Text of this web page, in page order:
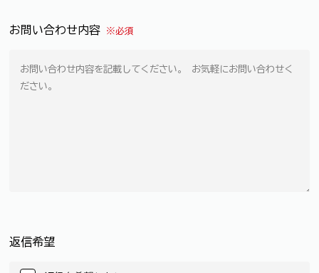
お問い合わせ内容 ※必須
返信希望